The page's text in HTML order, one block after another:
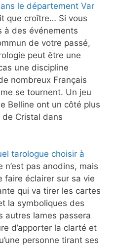
le département Var
que croître… Si vous
à des événements
de votre passé,
peut être une
une discipline
nombreux Français
se tournent. Un jeu
Belline ont un côté plus
de Cristal dans
tarologue choisir à
n’est pas anodins, mais
faire éclairer sur sa vie
qui va tirer les cartes
la symboliques des
autres lames passera
d’apporter la clarté et
personne tirant ses